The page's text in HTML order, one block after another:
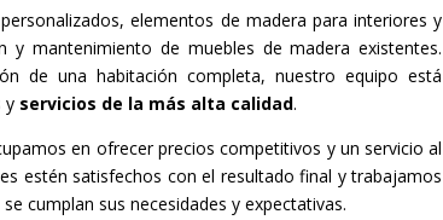
elementos de madera para interiores y
mantenimiento de muebles de madera existentes.
de una habitación completa, nuestro equipo está
y servicios de la más alta calidad.
en ofrecer precios competitivos y un servicio al
estén satisfechos con el resultado final y trabajamos
cumplan sus necesidades y expectativas.